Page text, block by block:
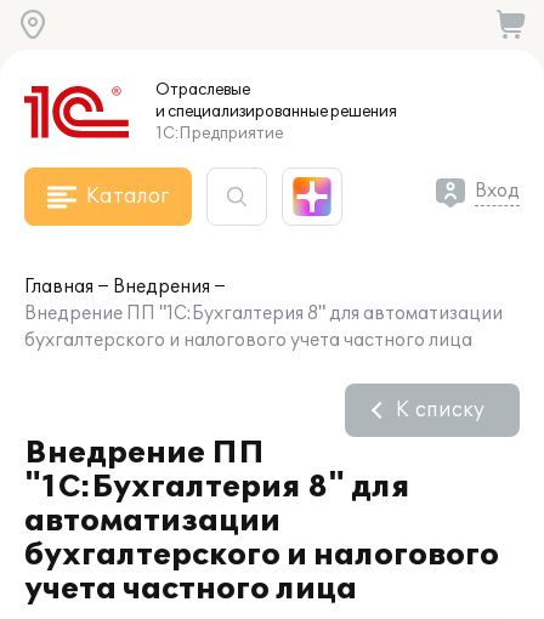
Отраслевые
и специализированныерешения
1С:Предприятие
Каталог Вход
Главная
Внедрения
Внедрение ПП "1С:Бухгалтерия 8" для автоматизации
бухгалтерского и налогового учета частного лица
Внедрение ПП
"1С:Бухгалтерия 8" для
автоматизации
бухгалтерского и налогового
учета частного лица
К списку